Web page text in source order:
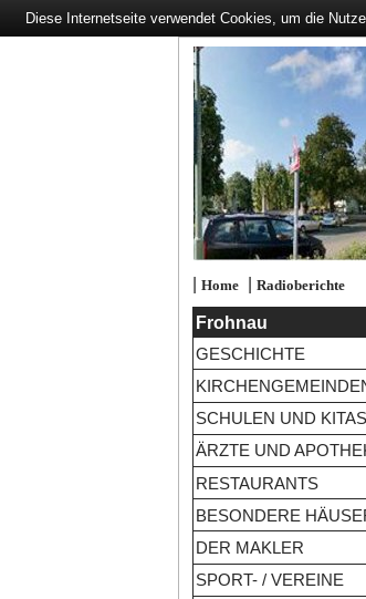
| Home| Radioberichte
Frohnau
GESCHICHTE
SCHULEN UND KITAS
ÄRZTE UND
RESTAURANTS
BESONDERE
DER MAKLER
SPORT- / VEREINE
Diese Internetseite verwendet Cookies, um die